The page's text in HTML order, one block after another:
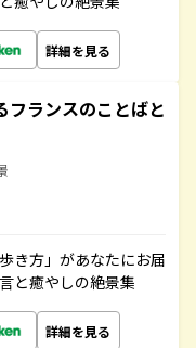
詳細を見る
フランスのことばと
き方」があなたにお届
と癒やしの絶景集
詳細を見る